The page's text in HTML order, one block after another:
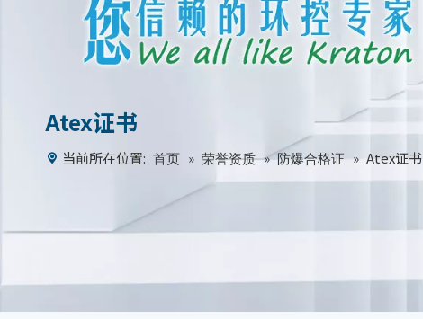
Atex证书
当前所在位置: 首页 » 荣誉资质 » 防爆合格证 » Atex证书